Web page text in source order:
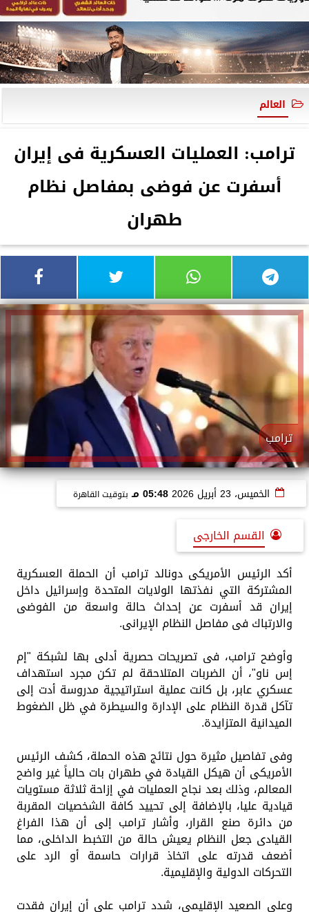
العالم
ترامب: العمليات العسكرية فى إيران
أسفرت عن فوضى بمفاصل نظام
طهران
ترامب
الخميس، 23 أبريل 2026 05:48 مـ بتوقيت القاهرة
القسم الخارجى
أكد الرئيس الأمريكى دونالد ترامب أن الحملة العسكرية
المشتركة التي نفذتها الولايات المتحدة وإسرائيل داخل
إيران قد أسفرت عن إحداث حالة واسعة من الفوضى
والارتباك فى مفاصل النظام الإيرانى.
وأوضح ترامب، فى تصريحات حصرية أدلى بها لشبكة "إم
إس ناو"، أن الضربات المتلاحقة لم تكن مجرد استهداف
عسكري عابر، بل كانت عملية استراتيجية مدروسة أدت إلى
تآكل قدرة النظام على الإدارة والسيطرة في ظل الضغوط
الميدانية المتزايدة.
وفى تفاصيل مثيرة حول نتائج هذه الحملة، كشف الرئيس
الأمريكى أن هيكل القيادة في طهران بات حالياً غير واضح
المعالم، وذلك بعد نجاح العمليات في إزاحة ثلاثة مستويات
قيادية عليا، بالإضافة إلى تحييد كافة الشخصيات المقربة
من دائرة صنع القرار، وأشار ترامب إلى أن هذا الفراغ
القيادى جعل النظام يعيش حالة من التخبط الداخلى، مما
أضعف قدرته على اتخاذ قرارات حاسمة أو الرد على
التحركات الدولية والإقليمية.
وعلى الصعيد الإقليمى، شدد ترامب على أن إيران فقدت